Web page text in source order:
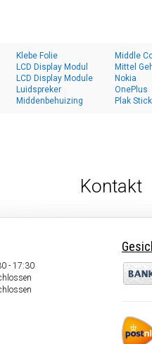
Klebe Folie
LCD Display Modul
LCD Display Module
Luidspreker
Middenbehuizing
Middle
Mittel
Nokia
OnePlus
Plak
Kontakt
- 17:30